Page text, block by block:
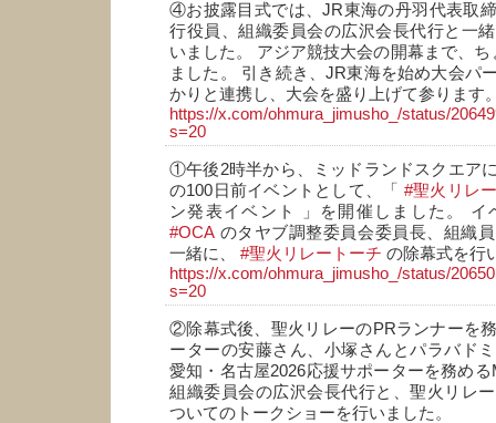
④お披露目式では、JR東海の丹羽代表取
行役員、組織委員会の広沢会長代行と一
いました。 アジア競技大会の開幕まで、
ました。 引き続き、JR東海を始め大会パ
かりと連携し、大会を盛り上げて参ります
https://x.com/ohmura_jimusho_/status/
s=20
①午後2時半から、ミッドランドスクエア
の100日前イベントとして、「 #聖火リレ
ン発表イベント 」を開催しました。 イ
#OCA のタヤブ調整委員会委員長、組織
一緒に、 #聖火リレートーチ の除幕式を行
https://x.com/ohmura_jimusho_/status/
s=20
②除幕式後、聖火リレーのPRランナーを
ーターの安藤さん、小塚さんとパラバド
愛知・名古屋2026応援サポーターを務め
組織委員会の広沢会長代行と、聖火リレ
ついてのトークショーを行いました。